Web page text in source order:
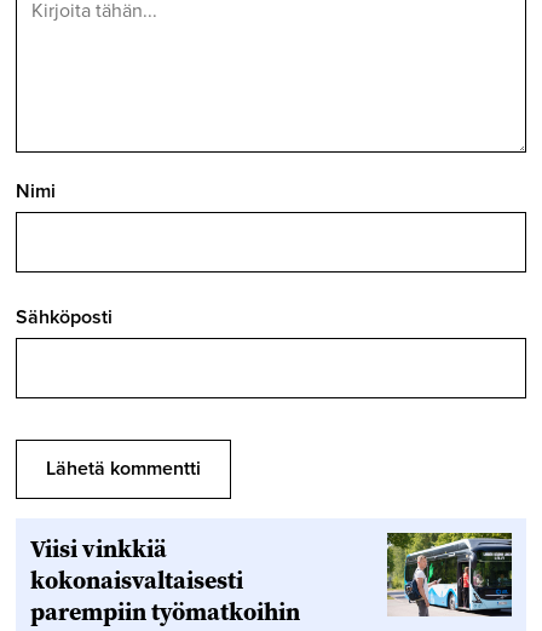
Nimi
Sähköposti
Viisi vinkkiä
kokonaisvaltaisesti
parempiin työmatkoihin